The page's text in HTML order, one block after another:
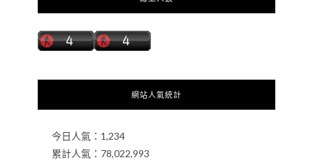
網站人氣統計
今日人氣： 1,234
累計人氣： 78,022,993